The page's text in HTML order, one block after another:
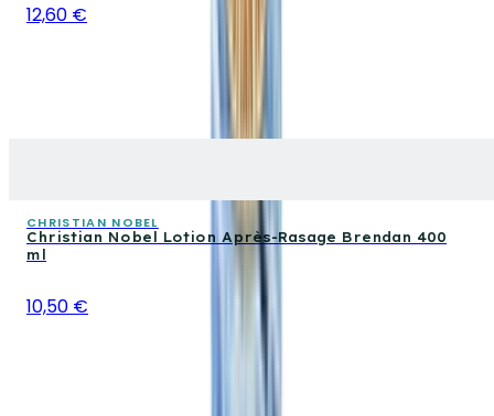
12,60 €
CHRISTIAN NOBEL
Christian Nobel Lotion Après-Rasage Brendan 400
ml
10,50 €